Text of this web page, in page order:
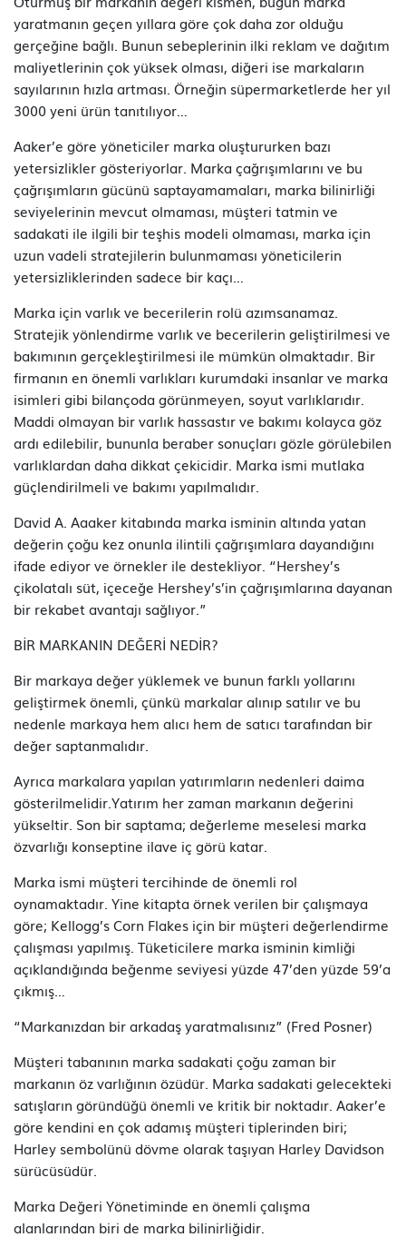
yaratmanın geçen yıllara göre çok daha zor olduğu
gerçeğine bağlı. Bunun sebeplerinin ilki reklam ve dağıtım
maliyetlerinin çok yüksek olması, diğeri ise markaların
sayılarının hızla artması. Örneğin süpermarketlerde her yıl
3000 yeni ürün tanıtılıyor…
Aaker’e göre yöneticiler marka oluştururken bazı
yetersizlikler gösteriyorlar. Marka çağrışımlarını ve bu
çağrışımların gücünü saptayamamaları, marka bilinirliği
seviyelerinin mevcut olmaması, müşteri tatmin ve
sadakati ile ilgili bir teşhis modeli olmaması, marka için
uzun vadeli stratejilerin bulunmaması yöneticilerin
yetersizliklerinden sadece bir kaçı…
Marka için varlık ve becerilerin rolü azımsanamaz.
Stratejik yönlendirme varlık ve becerilerin geliştirilmesi ve
bakımının gerçekleştirilmesi ile mümkün olmaktadır. Bir
firmanın en önemli varlıkları kurumdaki insanlar ve marka
isimleri gibi bilançoda görünmeyen, soyut varlıklarıdır.
Maddi olmayan bir varlık hassastır ve bakımı kolayca göz
ardı edilebilir, bununla beraber sonuçları gözle görülebilen
varlıklardan daha dikkat çekicidir. Marka ismi mutlaka
güçlendirilmeli ve bakımı yapılmalıdır.
David A. Aaaker kitabında marka isminin altında yatan
değerin çoğu kez onunla ilintili çağrışımlara dayandığını
ifade ediyor ve örnekler ile destekliyor. “Hershey’s
çikolatalı süt, içeceğe Hershey’s’in çağrışımlarına dayanan
bir rekabet avantajı sağlıyor.”
BİR MARKANIN DEĞERİ NEDİR?
Bir markaya değer yüklemek ve bunun farklı yollarını
geliştirmek önemli, çünkü markalar alınıp satılır ve bu
nedenle markaya hem alıcı hem de satıcı tarafından bir
değer saptanmalıdır.
Ayrıca markalara yapılan yatırımların nedenleri daima
gösterilmelidir.Yatırım her zaman markanın değerini
yükseltir. Son bir saptama; değerleme meselesi marka
özvarlığı konseptine ilave iç görü katar.
Marka ismi müşteri tercihinde de önemli rol
oynamaktadır. Yine kitapta örnek verilen bir çalışmaya
göre; Kellogg’s Corn Flakes için bir müşteri değerlendirme
çalışması yapılmış. Tüketicilere marka isminin kimliği
açıklandığında beğenme seviyesi yüzde 47’den yüzde 59’a
çıkmış…
“Markanızdan bir arkadaş yaratmalısınız” (Fred Posner)
Müşteri tabanının marka sadakati çoğu zaman bir
markanın öz varlığının özüdür. Marka sadakati gelecekteki
satışların göründüğü önemli ve kritik bir noktadır. Aaker’e
göre kendini en çok adamış müşteri tiplerinden biri;
Harley sembolünü dövme olarak taşıyan Harley Davidson
sürücüsüdür.
Marka Değeri Yönetiminde en önemli çalışma
alanlarından biri de marka bilinirliğidir.